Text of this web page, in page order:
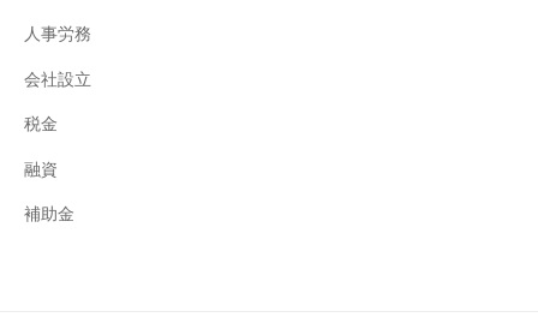
人事労務
会社設立
税金
融資
補助金